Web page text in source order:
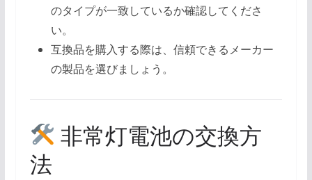
のタイプが一致しているか確認してくださ
い。
互換品を購入する際は、信頼できるメーカー
の製品を選びましょう。
非常灯電池の交換方
法